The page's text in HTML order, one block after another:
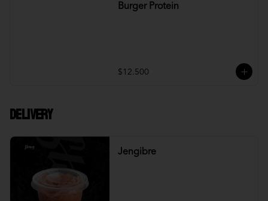
Burger Protein
$12.500
DELIVERY
Jengibre